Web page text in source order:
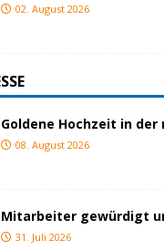
02. August 2026
Goldene Hochzeit in der
08. August 2026
Mitarbeiter gewürdigt
31. Juli 2026